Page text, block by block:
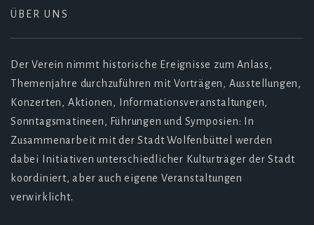
ÜBER UNS
Der Verein nimmt historische Ereignisse zum Anlass,
Themenjahre durchzuführen mit Vorträgen, Ausstellungen,
Konzerten, Aktionen, Informationsveranstaltungen,
Sonntagsmatineen, Führungen und Symposien: In
Zusammenarbeit mit der Stadt Wolfenbüttel werden
dabei Initiativen unterschiedlicher Kulturträger der Stadt
koordiniert, aber auch eigene Veranstaltungen
verwirklicht.